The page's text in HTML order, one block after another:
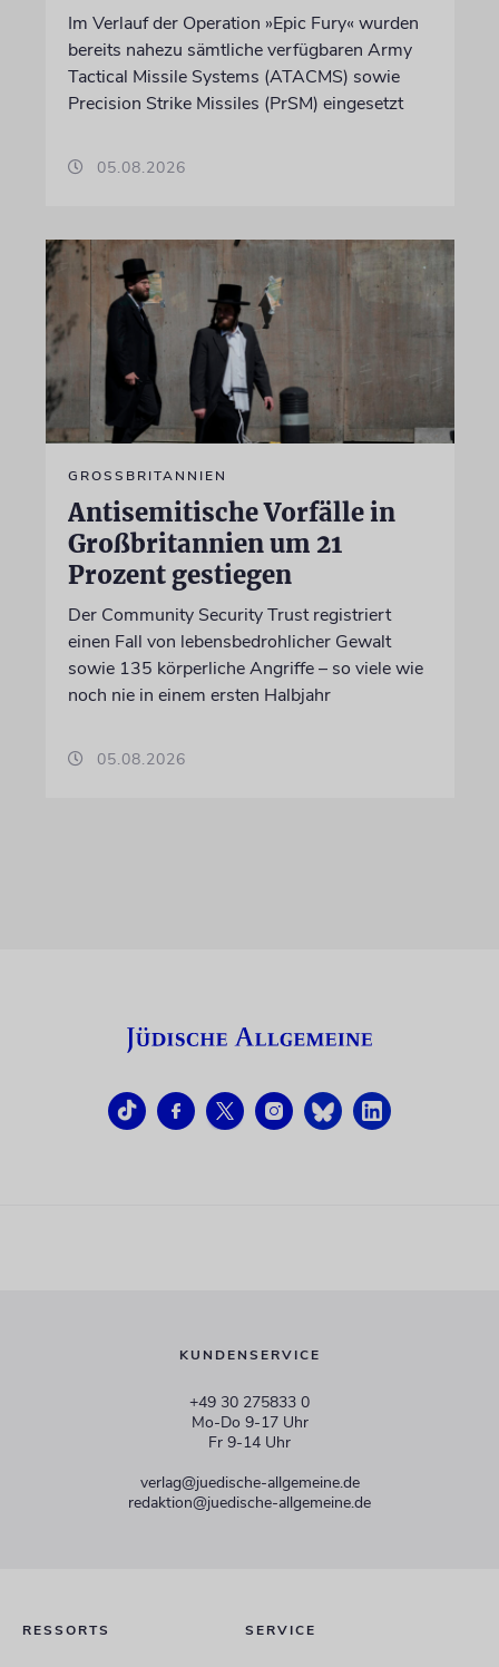
Im Verlauf der Operation »Epic Fury« wurden
bereits nahezu sämtliche verfügbaren Army
Tactical Missile Systems (ATACMS) sowie
Precision Strike Missiles (PrSM) eingesetzt
05.08.2026
GROSSBRITANNIEN
Antisemitische Vorfälle in
Großbritannien um 21
Prozent gestiegen
Der Community Security Trust registriert
einen Fall von lebensbedrohlicher Gewalt
sowie 135 körperliche Angriffe – so viele wie
noch nie in einem ersten Halbjahr
05.08.2026
KUNDENSERVICE
+49 30 275833 0
Mo-Do 9-17 Uhr
Fr 9-14 Uhr
verlag@juedische-allgemeine.de
redaktion@juedische-allgemeine.de
RESSORTS SERVICE